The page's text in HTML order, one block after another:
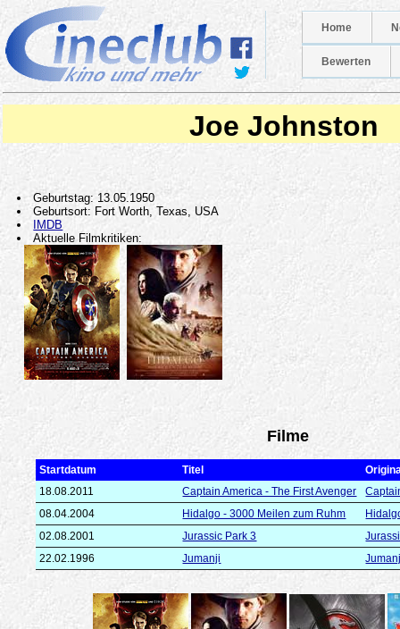
Home
Bewerten
Joe Johnston
Geburtstag: 13.05.1950
Geburtsort: Fort Worth, Texas, USA
IMDB
Aktuelle Filmkritiken:
Filme
Startdatum Titel
18.08.2011
Captain America - The First Avenger
08.04.2004
Hidalgo - 3000 Meilen zum Ruhm
02.08.2001
Jurassic Park 3
22.02.1996
Jumanji